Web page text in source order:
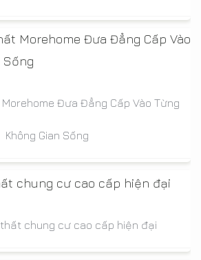
Đưa Đẳng Cấp Vào Từng
Không Gian Sống
chung cư cao cấp hiện đại